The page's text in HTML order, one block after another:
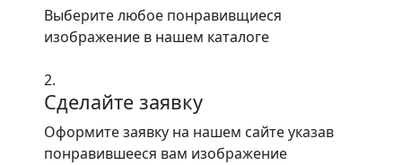
Выберите любое понравивщиеся
изображение в нашем каталоге
2.
Сделайте заявку
Оформите заявку на нашем сайте указав
понравившееся вам изображение